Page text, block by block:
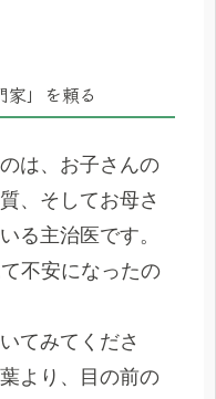
」を頼る
は、お子さんの
、そしてお母さ
る主治医です。
不安になったの
てみてくださ
より、目の前の